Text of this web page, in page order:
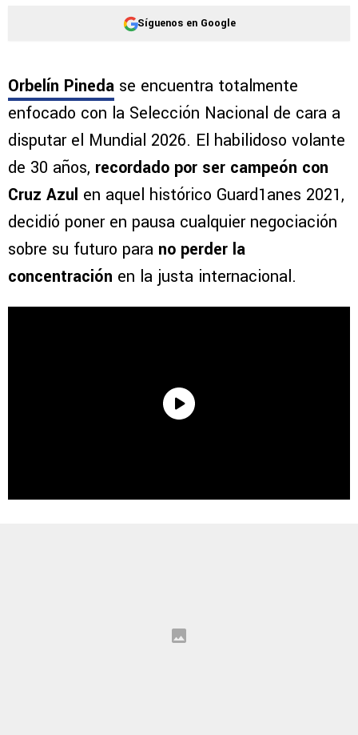
Síguenos en Google
Orbelín Pineda se encuentra totalmente
enfocado con la Selección Nacional de cara a
disputar el Mundial 2026. El habilidoso volante
de 30 años, recordado por ser campeón con
Cruz Azul en aquel histórico Guard1anes 2021,
decidió poner en pausa cualquier negociación
sobre su futuro para no perder la
concentración en la justa internacional.